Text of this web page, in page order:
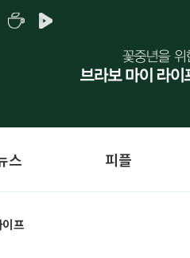
스 피플
이프